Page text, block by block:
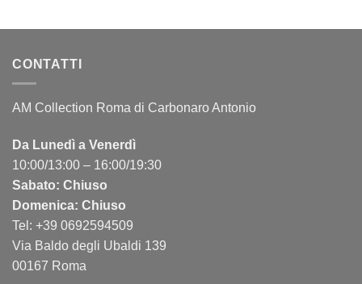
CONTATTI
AM Collection Roma di Carbonaro Antonio
Da Lunedì a Venerdì
10:00/13:00 – 16:00/19:30
Sabato: Chiuso
Domenica: Chiuso
Tel: +39 0692594509
Via Baldo degli Ubaldi 139
00167 Roma